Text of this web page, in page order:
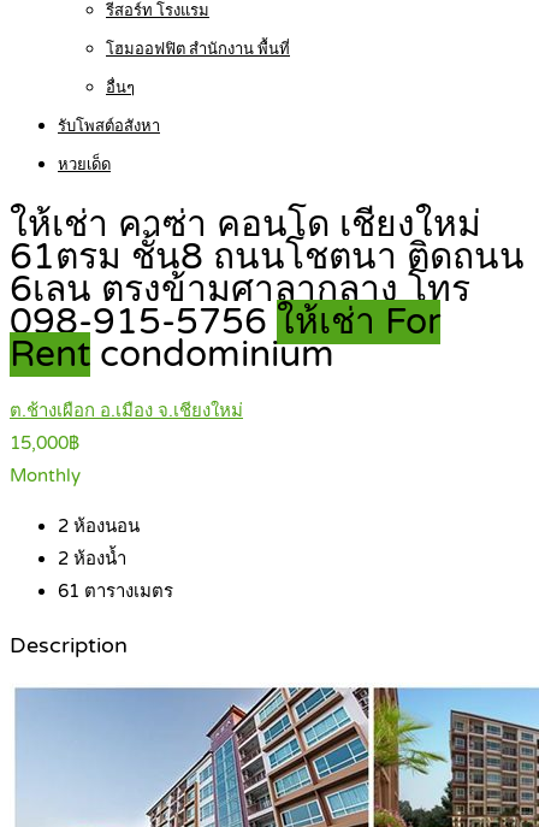
รีสอร์ท โรงแรม
โฮมออฟฟิต สำนักงาน พื้นที่
อื่นๆ
รับโพสต์อสังหา
หวยเด็ด
ให้เช่า คาซ่า คอนโด เชียงใหม่
61ตรม ชั้น8 ถนนโชตนา ติดถนน
6เลน ตรงข้ามศาลากลาง โทร
098-915-5756 ให้เช่า For
Rent condominium
ต.ช้างเผือก อ.เมือง จ.เชียงใหม่
15,000฿
Monthly
2 ห้องนอน
2 ห้องน้ำ
61 ตารางเมตร
Description